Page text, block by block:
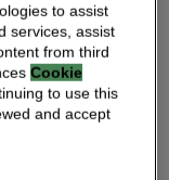
to assist
services, assist
from third
Cookie
to use this
and accept